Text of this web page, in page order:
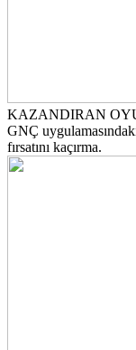
KAZANDIRAN
GNÇ
fırsatını kaçırma.